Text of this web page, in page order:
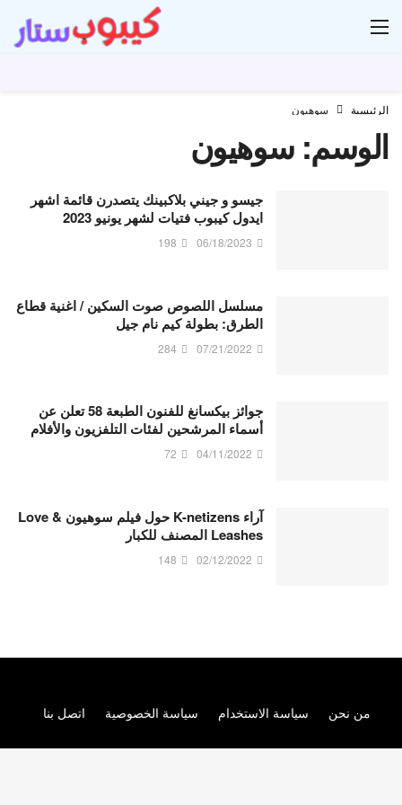
الرئيسية سوهيون
الوسم:سوهيون
جيسو و جيني بلاكبينك يتصدرن قائمة اشهر
ايدول كيبوب فتيات لشهر يونيو 2023
06/18/2023
198
مسلسل اللصوص صوت السكين / اغنية قطاع
الطرق: بطولة كيم نام جيل
07/21/2022
284
جوائز بيكسانغ للفنون الطبعة 58 تعلن عن
أسماء المرشحين لفئات التلفزيون والأفلام
04/11/2022
72
آراء K-netizens حول فيلم سوهيون Love &
Leashes المصنف للكبار
02/12/2022
148
من نحن سياسة الاستخدام سياسة الخصوصية اتصل بنا